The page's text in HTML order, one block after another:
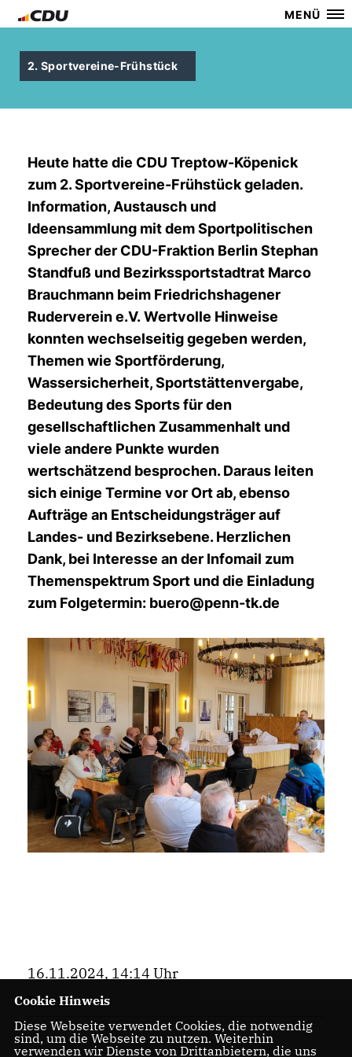
MENÜ
2. Sportvereine-Frühstück
Heute hatte die CDU Treptow-Köpenick
zum 2. Sportvereine-Frühstück geladen.
Information, Austausch und
Ideensammlung mit dem Sportpolitischen
Sprecher der CDU-Fraktion Berlin Stephan
Standfuß und Bezirkssportstadtrat Marco
Brauchmann beim Friedrichshagener
Ruderverein e.V. Wertvolle Hinweise
konnten wechselseitig gegeben werden,
Themen wie Sportförderung,
Wassersicherheit, Sportstättenvergabe,
Bedeutung des Sports für den
gesellschaftlichen Zusammenhalt und
viele andere Punkte wurden
wertschätzend besprochen. Daraus leiten
sich einige Termine vor Ort ab, ebenso
Aufträge an Entscheidungsträger auf
Landes- und Bezirksebene. Herzlichen
Dank, bei Interesse an der Infomail zum
Themenspektrum Sport und die Einladung
zum Folgetermin: buero@penn-tk.de
16.11.2024, 14:14 Uhr
Bezirk
Cookie Hinweis
Diese Webseite verwendet Cookies, die notwendig
sind, um die Webseite zu nutzen. Weiterhin
verwenden wir Dienste von Drittanbietern, die uns